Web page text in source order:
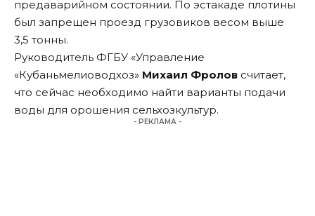
предаварийном состоянии. По эстакаде плотины
был запрещен проезд грузовиков весом выше
3,5 тонны.
Руководитель ФГБУ «Управление
«Кубаньмелиоводхоз» Михаил Фролов считает,
что сейчас необходимо найти варианты подачи
воды для орошения сельхозкультур.
- РЕКЛАМА -